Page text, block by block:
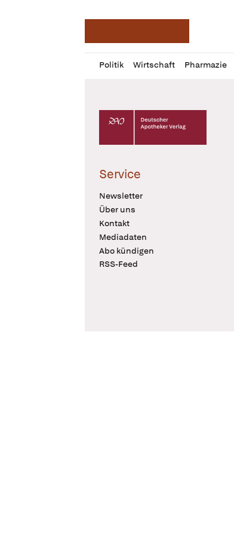
Politik Wirtschaft Pharmazie
Profil
öffnen
Daz
Pur
Deutscher Apotheker Verlag
Service
Newsletter
Über uns
Kontakt
Mediadaten
Abo kündigen
RSS-Feed